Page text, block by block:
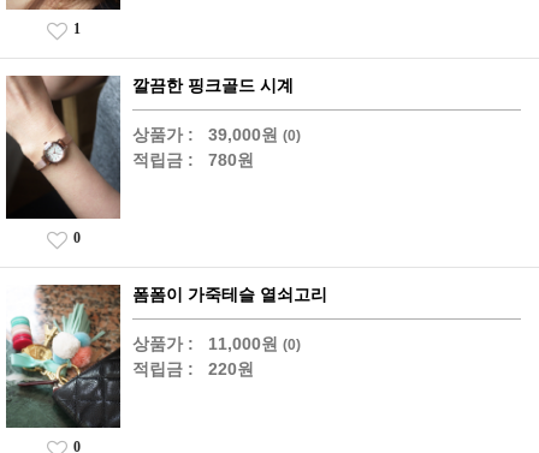
1
깔끔한 핑크골드 시계
상품가 : 39,000원 (0)
적립금 : 780원
0
폼폼이 가죽테슬 열쇠고리
상품가 : 11,000원 (0)
적립금 : 220원
0